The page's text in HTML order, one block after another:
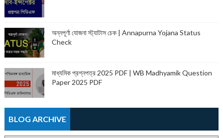
অন্নপূর্ণা যোজনা স্ট্যাটাস চেক | Annapurna Yojana Status
Check
মাধ্যমিক প্রশ্নপত্র 2025 PDF | WB Madhyamik Question
Paper 2025 PDF
BLOG ARCHIVE